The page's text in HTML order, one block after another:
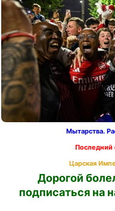
Мытарства.
Последний
Царская
Дорогой
подписаться на